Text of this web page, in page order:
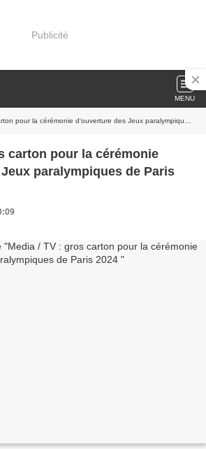
Publicité
MENU
la cérémonie d'ouverture des Jeux paralympiques de Paris 2024
carton pour la cérémonie
paralympiques de Paris